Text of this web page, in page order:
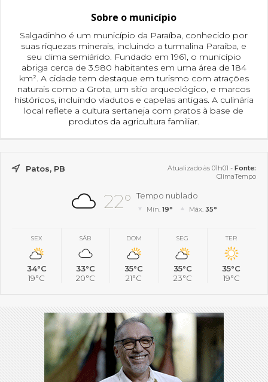
Sobre o município
Salgadinho é um município da Paraíba, conhecido por
suas riquezas minerais, incluindo a turmalina Paraíba, e
seu clima semiárido. Fundado em 1961, o município
abriga cerca de 3.980 habitantes em uma área de 184
km². A cidade tem destaque em turismo com atrações
naturais como a Grota, um sítio arqueológico, e marcos
históricos, incluindo viadutos e capelas antigas. A culinária
local reflete a cultura sertaneja com pratos à base de
produtos da agricultura familiar.
Patos, PB Atualizado às 01h01 - Fonte:
ClimaTempo
22° Tempo nublado
Mín.19° Máx. 35°
SEX
34°C
19°C
SÁB
33°C
20°C
DOM
35°C
21°C
SEG
35°C
23°C
TER
35°C
19°C